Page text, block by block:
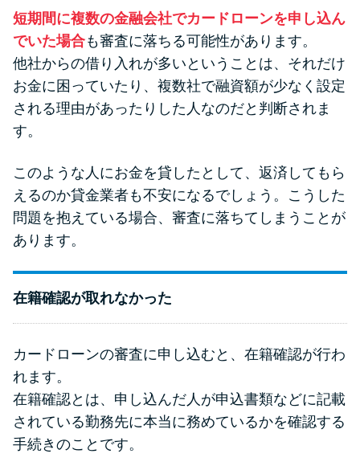
090金融（闇金）からお金を借り
てはいけない理由と借りた場合
の対処法
申し込みブラックとは?判断の目
ブラックでもお金を借りるに
は？3つの判断基準と工面法
る？ 自分がブラックか確かめる
方法
アコムとレイクどっちがいい
の？ カードローンの選び方を徹
プロミスの返済方法を徹底解
短期間に複数の金融会社でカードローンを申し込ん
でいた場合も審査に落ちる可能性があります。
他社からの借り入れが多いということは、それだけ
お金に困っていたり、複数社で融資額が少なく設定
される理由があったりした人なのだと判断されま
す。
このような人にお金を貸したとして、返済してもら
えるのか貸金業者も不安になるでしょう。こうした
問題を抱えている場合、審査に落ちてしまうことが
あります。
在籍確認が取れなかった
カードローンの審査に申し込むと、在籍確認が行わ
れます。
在籍確認とは、申し込んだ人が申込書類などに記載
されている勤務先に本当に務めているかを確認する
手続きのことです。